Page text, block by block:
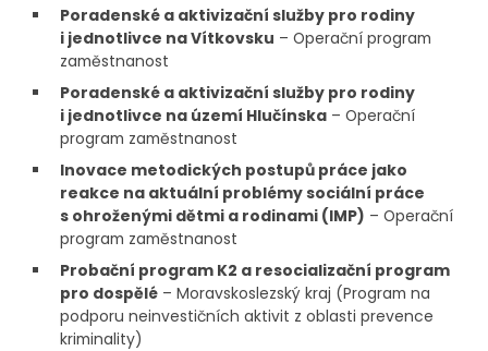
Poradenské a aktivizační služby pro rodiny
i jednotlivce na Vítkovsku – Operační program
zaměstnanost
Poradenské a aktivizační služby pro rodiny
i jednotlivce na území Hlučínska – Operační
program zaměstnanost
Inovace metodických postupů práce jako
reakce na aktuální problémy sociální práce
s ohroženými dětmi a rodinami (IMP) – Operační
program zaměstnanost
Probační program K2 a resocializační program
pro dospělé – Moravskoslezský kraj (Program na
podporu neinvestičních aktivit z oblasti prevence
kriminality)